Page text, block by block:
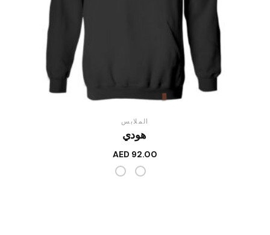
الملابس
هودي
AED 92.00